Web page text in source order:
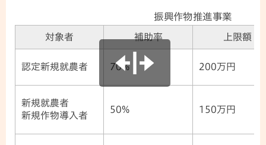
振興作物推進事業
対象者 補助率 上限額
認定新規就農者 70% 200万円
新規就農者
新規作物導入者
50% 150万円